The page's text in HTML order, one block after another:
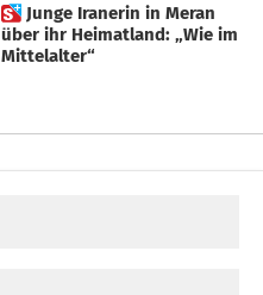
 Junge Iranerin in Meran
über ihr Heimatland: „Wie im
Mittelalter“